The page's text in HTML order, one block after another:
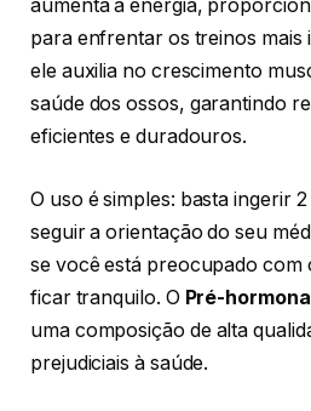
aumenta a energia,
para enfrentar os treinos mais
ele auxilia no crescimento
saúde dos ossos, garantindo
eficientes e duradouros.
O uso é simples: basta ingerir
seguir a orientação do seu
se você está preocupado com
ficar tranquilo. O Pré-
uma composição de alta
prejudiciais à saúde.